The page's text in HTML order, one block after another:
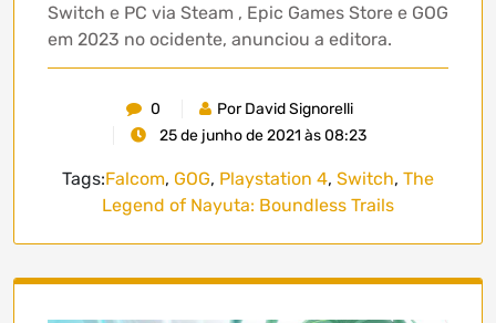
Switch e PC via Steam , Epic Games Store e GOG
em 2023 no ocidente, anunciou a editora.
0
Por David Signorelli
25 de junho de 2021 às 08:23
Tags:Falcom, GOG, Playstation 4, Switch, The
Legend of Nayuta: Boundless Trails